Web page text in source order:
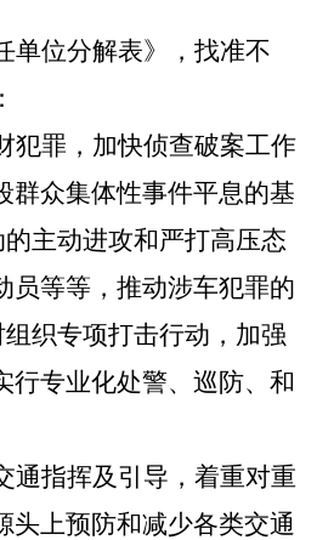
单位分解表》，找准不
罪， 加快侦查破案工作
群众集体性事件平息的基
主动进攻和严打高压态
员等等，推动涉车犯罪的
织专项打击行动，加强
行专业化处警、巡防、和
通指挥及引导，着重对重
头上预防和减少各类交通